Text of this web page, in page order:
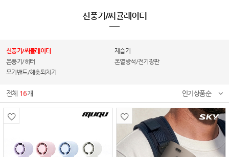
선풍기/써큘레이터
선풍기/써큘레이터
제습기
온풍기/히터
온열방석/전기장판
모기밴드/해충퇴치기
전체 16개 인기상품순